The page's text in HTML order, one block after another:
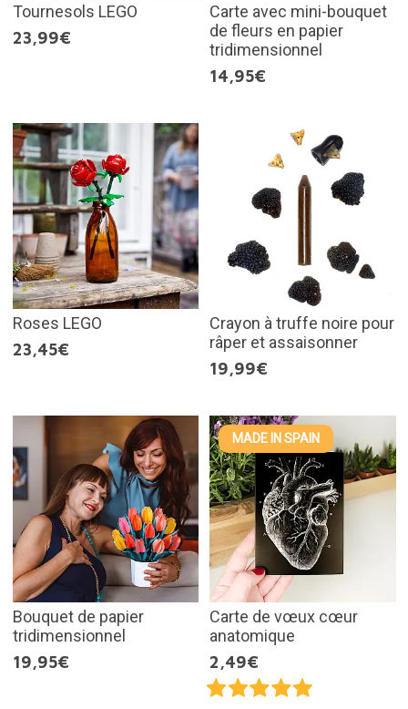
Tournesols LEGO
23,99€
Carte avec mini-bouquet
de fleurs en papier
tridimensionnel
14,95€
Roses LEGO
23,45€
Crayon à truffe noire pour
râper et assaisonner
19,99€
Bouquet de papier
tridimensionnel
19,95€
MADE IN SPAIN
Carte de vœux cœur
anatomique
2,49€